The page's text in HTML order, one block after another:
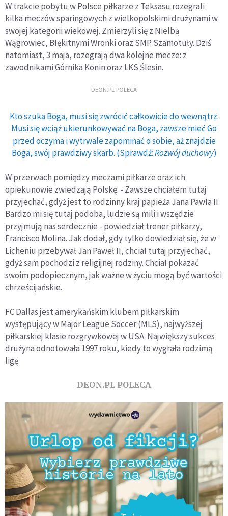
W trakcie pobytu w Polsce piłkarze z Teksasu rozegrali
kilka meczów sparingowych z wielkopolskimi drużynami w
swojej kategorii wiekowej. Zmierzyli się z Nielbą
Wągrowiec, Błękitnymi Wronki oraz SMP Szamotuły. Dziś
natomiast, 3 maja, rozegrają dwa kolejne mecze: z
zawodnikami Górnika Konin oraz LKS Ślesin.
DEON.PL POLECA
Kto szuka Boga, musi się zwrócić całkowicie do wewnątrz.
Musi się wciąż ukierunkowywać na Boga, zawsze mieć Go
przed oczyma i wytrwale zapominać o sobie, aż znajdzie
Boga, swój prawdziwy skarb. (Sprawdź:Rozwój duchowy)
W przerwach pomiędzy meczami piłkarze oraz ich
opiekunowie zwiedzają Polskę. - Zawsze chciałem tutaj
przyjechać, gdyż jest to rodzinny kraj papieża Jana Pawła II.
Bardzo mi się tutaj podoba, ludzie są mili i wszędzie
przyjmują nas serdecznie - powiedział trener piłkarzy,
Francisco Molina. Jak dodał, gdy tylko dowiedział się, że w
Licheniu przebywał Jan Paweł II, chciał tutaj przyjechać,
gdyż sam pochodzi z religijnej rodziny. Chciał pokazać
swoim podopiecznym, jak ważne w życiu mogą być wartości
chrześcijańskie.
FC Dallas jest amerykańskim klubem piłkarskim
występujący w Major League Soccer (MLS), najwyższej
piłkarskiej klasie rozgrywkowej w USA. Największy sukces
drużyna odnotowała 1997 roku, kiedy to wygrała rodzimą
ligę.
DEON.PL POLECA